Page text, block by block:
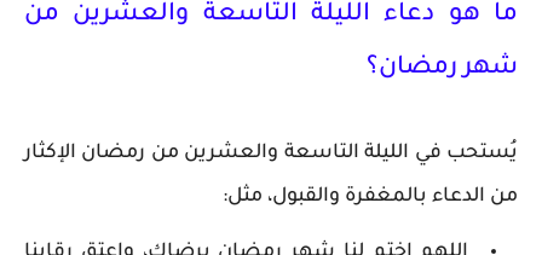
ما هو دعاء الليلة التاسعة والعشرين من
شهر رمضان؟
يُستحب في الليلة التاسعة والعشرين من رمضان الإكثار
من الدعاء بالمغفرة والقبول، مثل: